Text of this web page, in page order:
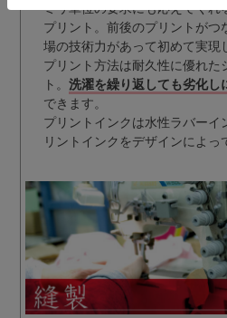
ミリ単位の要求にも応えてくれ
プリント。前後のプリントがつ
場の技術力があって初めて実現
プリント方法は耐久性に優れた
ト。 洗濯を繰り返しても劣化し
できます。
プリントインクは水性ラバーイ
リントインクをデザインによっ